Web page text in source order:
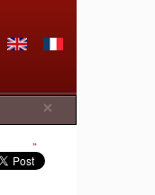
×